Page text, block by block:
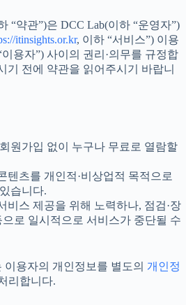
“약관”)은 DCC Lab(이하 “운영자”)
itinsights.or.kr, 이하 “서비스”) 이용
용자”) 사이의 권리·의무를 규정합
기 전에 약관을 읽어주시기 바랍니
원가입 없이 누구나 무료로 열람할
텐츠를 개인적·비상업적 목적으로
습니다.
비스 제공을 위해 노력하나, 점검·장
으로 일시적으로 서비스가 중단될 수
이용자의 개인정보를 별도의 개인정
리합니다.